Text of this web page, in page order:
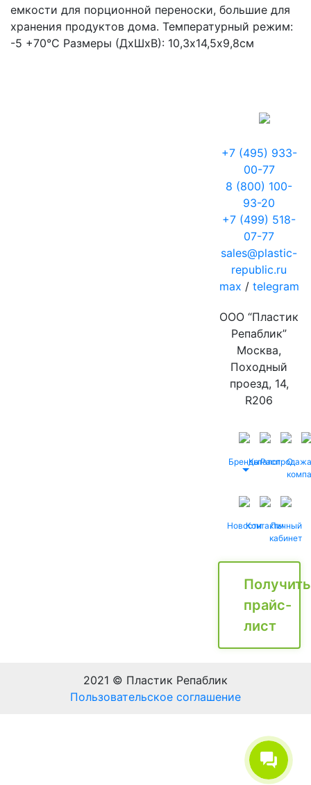
емкости для порционной переноски, большие для
хранения продуктов дома. Температурный режим:
-5 +70°С Размеры (ДхШхВ): 10,3х14,5х9,8см
+7 (495) 933-
00-77
8 (800) 100-
93-20
+7 (499) 518-
07-77
sales@plastic-
republic.ru
max / telegram
ООО “Пластик
Репаблик”
Москва,
Походный
проезд, 14,
R206
БрендыКаталог
Распродажа
О
НовостиКонтактыЛичный
кабинет
Получить
прайс-
лист
2021 © Пластик Репаблик
Пользовательское соглашение